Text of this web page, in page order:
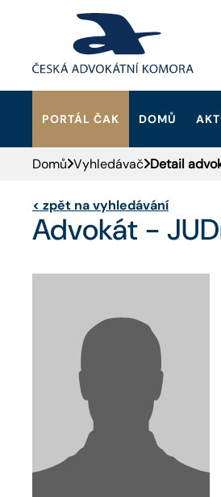
PORTÁL ČAK DOMŮ
HLEDAT
Domů Vyhledávač Detail
< zpět na vyhledávání
Advokát -